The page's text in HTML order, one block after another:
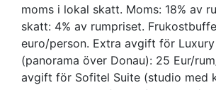
moms i lokal skatt. Moms: 18% av
skatt: 4% av rumpriset.
euro/person. Extra avgift för
(panorama över Donau): 25 Eur/
avgift för Sofitel Suite (studio med